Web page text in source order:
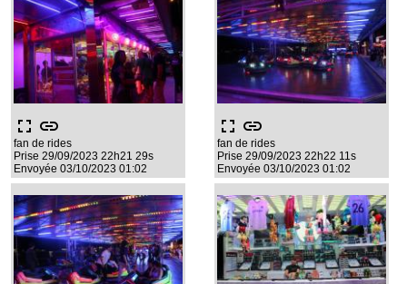
fullscreen link
fan de rides
Prise 29/09/2023 22h21 29s
Envoyée 03/10/2023 01:02
fullscreen link
fan de rides
Prise 29/09/2023 22h22 11s
Envoyée 03/10/2023 01:02